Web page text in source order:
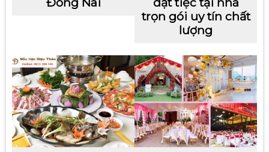
trọn gói uy tín chất
lượng